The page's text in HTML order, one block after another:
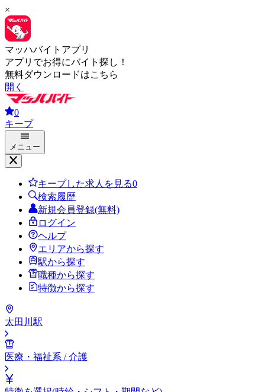
×
マッハバイトアプリ
アプリでお得にバイト探し！
無料ダウンロードはこちら
開く
0
キープ
メニュー
キープした求人を見る0
検索履歴
新規会員登録(無料)
ログイン
ヘルプ
エリアから探す
駅から探す
職種から探す
特徴から探す
太田川駅
医療・福祉系 / 介護